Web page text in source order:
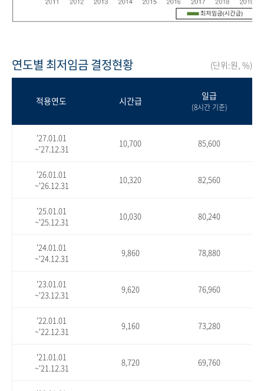
연도별 최저임금 결정현황 (단위:원, %)
적용연도 시간급 일급
(8시간 기준)
'27.01.01
~'27.12.31
10,700 85,600
'26.01.01
~'26.12.31
10,320 82,560
'25.01.01
~'25.12.31
10,030 80,240
'24.01.01
~'24.12.31
9,860 78,880
'23.01.01
~'23.12.31
9,620 76,960
'22.01.01
~'22.12.31
9,160 73,280
'21.01.01
~'21.12.31
8,720 69,760